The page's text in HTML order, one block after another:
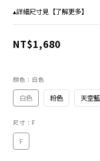
▴詳細尺寸見【了解更多】
NT$1,680
顏色 : 白色
白色 粉色 天空
尺寸 : F
F